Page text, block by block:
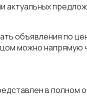
актуальных
объявления по
можно напрямую
в полном